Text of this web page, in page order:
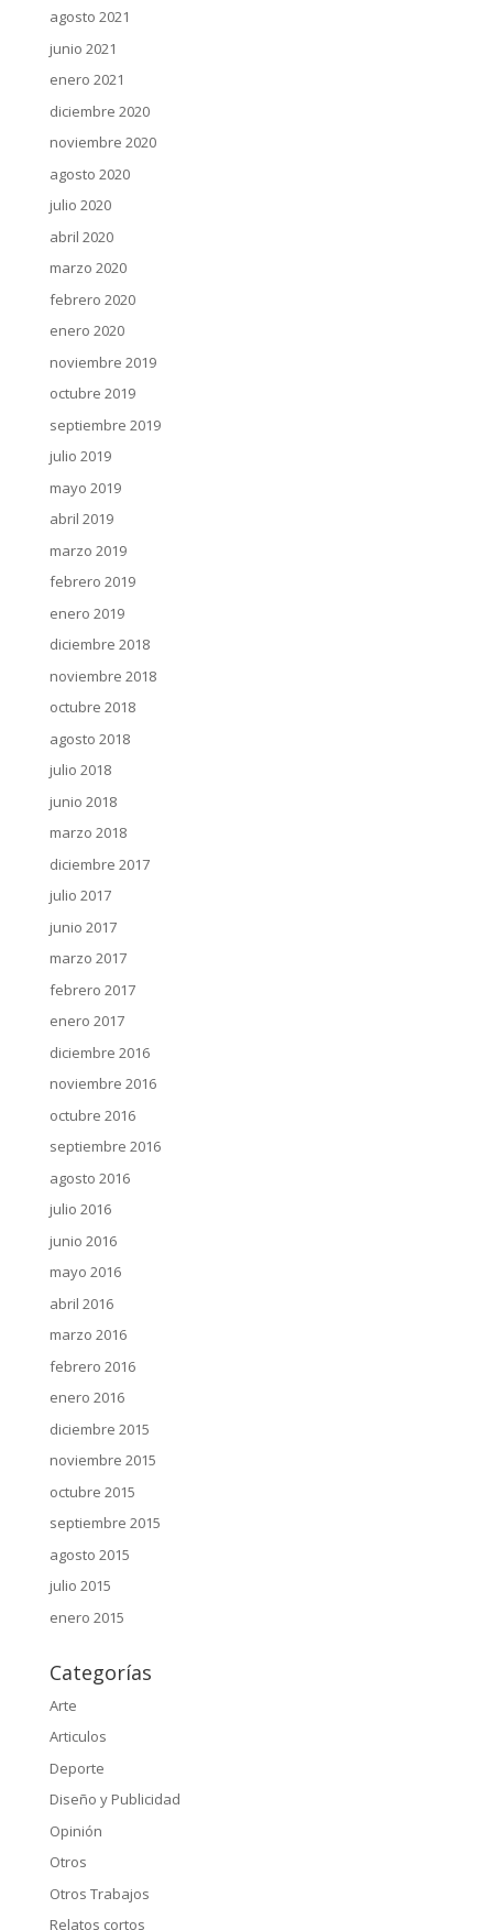
agosto 2021
junio 2021
enero 2021
diciembre 2020
noviembre 2020
agosto 2020
julio 2020
abril 2020
marzo 2020
febrero 2020
enero 2020
noviembre 2019
octubre 2019
septiembre 2019
julio 2019
mayo 2019
abril 2019
marzo 2019
febrero 2019
enero 2019
diciembre 2018
noviembre 2018
octubre 2018
agosto 2018
julio 2018
junio 2018
marzo 2018
diciembre 2017
julio 2017
junio 2017
marzo 2017
febrero 2017
enero 2017
diciembre 2016
noviembre 2016
octubre 2016
septiembre 2016
agosto 2016
julio 2016
junio 2016
mayo 2016
abril 2016
marzo 2016
febrero 2016
enero 2016
diciembre 2015
noviembre 2015
octubre 2015
septiembre 2015
agosto 2015
julio 2015
enero 2015
Categorías
Arte
Articulos
Deporte
Diseño y Publicidad
Opinión
Otros
Otros Trabajos
Relatos cortos